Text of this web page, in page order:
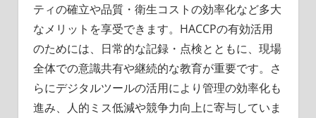
ティの確立や品質・衛生コストの効率化など多大
なメリットを享受できます。HACCPの有効活用
のためには、日常的な記録・点検とともに、現場
全体での意識共有や継続的な教育が重要です。さ
らにデジタルツールの活用により管理の効率化も
進み、人的ミス低減や競争力向上に寄与していま